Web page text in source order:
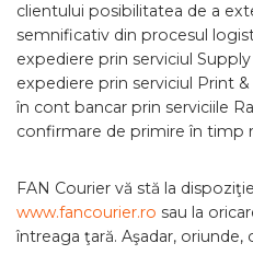
clientului posibilitatea de a
semnificativ din procesul
expediere prin serviciul
expediere prin serviciul Print
în cont bancar prin serviciile
confirmare de primire în timp
FAN Courier vă stă la
www.fancourier.ro sau la
întreaga ţară. Aşadar, oriunde,